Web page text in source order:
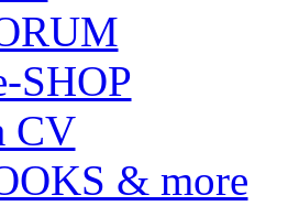
SHOP
CV
& more